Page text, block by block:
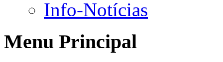
Info-Notícias
Menu Principal